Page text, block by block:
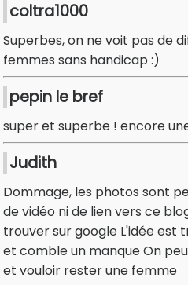
coltra1000
Superbes, on ne voit pas de
femmes sans handicap :)
pepin le bref
super et superbe ! encore
Judith
Dommage, les photos sont
de vidéo ni de lien vers ce
trouver sur google L'idée est
et comble un manque On
et vouloir rester une femme